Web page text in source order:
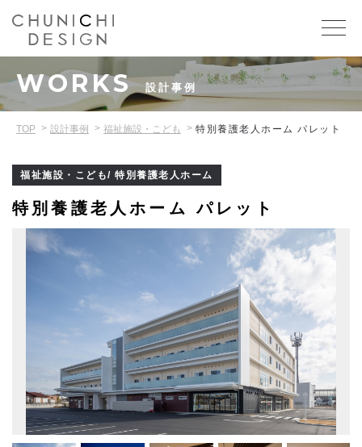
WORKS 設計事例
TOP 設計事例 福祉施設・こども 特別養護老人ホーム パレット
福祉施設・こども/ 特別養護老人ホーム
特別養護老人ホーム パレット